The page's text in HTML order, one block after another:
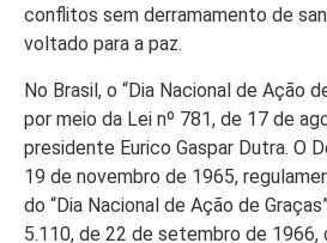
conflitos sem derramamento de
voltado para a paz.
No Brasil, o “Dia Nacional de Ação
por meio da Lei nº 781, de 17 de
presidente Eurico Gaspar Dutra. O
19 de novembro de 1965,
do “Dia Nacional de Ação de
5.110, de 22 de setembro de 1966,